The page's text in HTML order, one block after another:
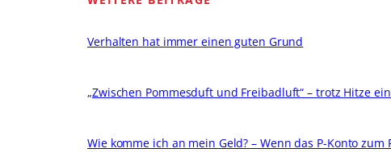
Verhalten hat immer einen guten Grund
„Zwischen Pommesduft und Freibadluft“ – trotz Hitze
Wie komme ich an mein Geld? – Wenn das P-Konto